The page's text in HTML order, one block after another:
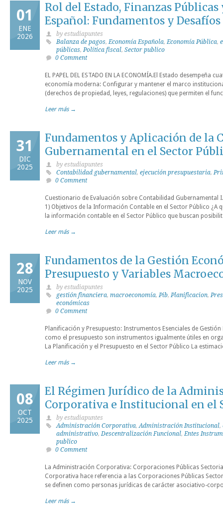
01
ENE
2026
Rol del Estado, Finanzas
Español: Fundamentos y
by estudiapuntes
Balanza de pagos,Economía Española,Economía Pública,
públicas,Política fiscal, Sector publico
0 Comment
EL PAPEL DEL ESTADO EN LA ECONOMÍA.El Estado desempeña
economía moderna: Configurar y mantener el marco
(derechos de propiedad, leyes, regulaciones) que permiten el
Leer más →
31
DIC
2025
Fundamentos y Aplicación de la
Gubernamental en el Sector
by estudiapuntes
Contabilidad gubernamental, ejecución presupuestaria,
0 Comment
Cuestionario de Evaluación sobre Contabilidad Gubernamental
1) Objetivos de la Información Contable en el Sector Público ¿A
la información contable en el Sector Público que buscan
Leer más →
28
NOV
2025
Fundamentos de la Gestión
Presupuesto y Variables
by estudiapuntes
gestión financiera, macroeconomía,Pib,Planificacion,
económicas
0 Comment
Planificación y Presupuesto: Instrumentos Esenciales de
como el presupuesto son instrumentos igualmente útiles en
La Planificación y el Presupuesto en el Sector Público La
Leer más →
08
OCT
2025
El Régimen Jurídico de la
Corporativa e Institucional en el
by estudiapuntes
Administración Corporativa,Administración Institucional,
administrativo,Descentralización Funcional,Entes
publico
0 Comment
La Administración Corporativa: Corporaciones Públicas
Corporativa hace referencia a las Corporaciones Públicas
se definen como personas jurídicas de carácter asociativo-
Leer más →